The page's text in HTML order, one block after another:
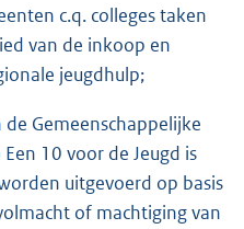
c.q. colleges taken
van de inkoop en
jeugdhulp;
Gemeenschappelijke
10 voor de Jeugd is
uitgevoerd op basis
of machtiging van